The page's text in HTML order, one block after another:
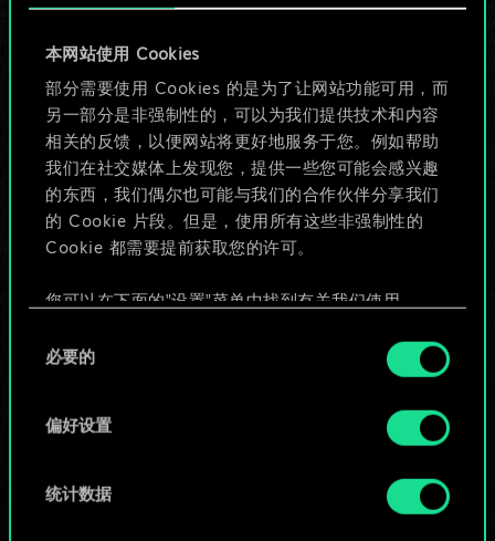
本网站使用 Cookies
部分需要使用 Cookies 的是为了让网站功能可用，而
另一部分是非强制性的，可以为我们提供技术和内容
相关的反馈，以便网站将更好地服务于您。例如帮助
我们在社交媒体上发现您，提供一些您可能会感兴趣
的东西，我们偶尔也可能与我们的合作伙伴分享我们
的 Cookie 片段。但是，使用所有这些非强制性的
Cookie 都需要提前获取您的许可。
您可以在下面的"设置"菜单中找到有关我们使用
好。一旦您了解了其中的内容并准备好继续，请点
必要的
偏好设置
统计数据
目前只是分享了一套
牌，但能做的不止这
些！
给牌组命名并撰写攻略